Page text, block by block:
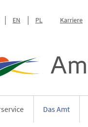
EN PL Karriere
Das Amt